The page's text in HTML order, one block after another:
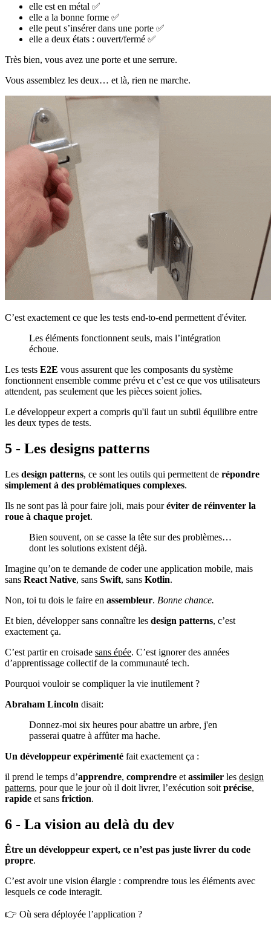
elle est en métal ✅
elle a la bonne forme ✅
elle peut s’insérer dans une porte ✅
elle a deux états : ouvert/fermé ✅
Très bien, vous avez une porte et une serrure.
Vous assemblez les deux… et là, rien ne marche.
C’est exactement ce que les tests end-to-end permettent d'éviter.
Les éléments fonctionnent seuls, mais l’intégration
échoue.
Les tests E2E vous assurent que les composants du système
fonctionnent ensemble comme prévu et c’est ce que vos utilisateurs
attendent, pas seulement que les pièces soient jolies.
Le développeur expert a compris qu'il faut un subtil équilibre entre
les deux types de tests.
5 - Les designs patterns
Les design patterns, ce sont les outils qui permettent de répondre
simplement à des problématiques complexes.
Ils ne sont pas là pour faire joli, mais pouréviter de réinventer la
roue à chaque projet.
Bien souvent, on se casse la tête sur des problèmes…
dont les solutions existent déjà.
Imagine qu’on te demande de coder une application mobile, mais
sans React Native, sans Swift, sans Kotlin.
Non, toi tu dois le faire en assembleur. Bonne chance.
Et bien, développer sans connaître les design patterns, c’est
exactement ça.
C’est partir en croisade sans épée. C’est ignorer des années
d’apprentissage collectif de la communauté tech.
Pourquoi vouloir se compliquer la vie inutilement ?
Abraham Lincoln disait:
Donnez-moi six heures pour abattre un arbre, j'en
passerai quatre à affûter ma hache.
Un développeur expérimenté fait exactement ça :
il prend le temps d’apprendre, comprendre et assimiler les design
patterns, pour que le jour où il doit livrer, l’exécution soit précise,
rapide et sans friction.
6 - La vision au delà du dev
Être un développeur expert, ce n’est pas juste livrer du code
propre.
C’est avoir une vision élargie : comprendre tous les éléments avec
lesquels ce code interagit.
👉 Où sera déployée l’application ?